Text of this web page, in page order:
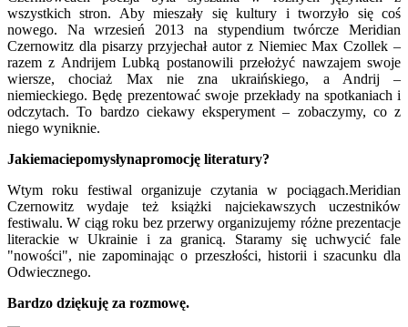
wszystkich stron. Aby mieszały się kultury i tworzyło się coś
nowego. Na wrzesień 2013 na stypendium twórcze Meridian
Czernowitz dla pisarzy przyjechał autor z Niemiec Max Czollek –
razem z Andrijem Lubką postanowili przełożyć nawzajem swoje
wiersze, chociaż Max nie zna ukraińskiego, a Andrij –
niemieckiego. Będę prezentować swoje przekłady na spotkaniach i
odczytach. To bardzo ciekawy eksperyment – zobaczymy, co z
niego wyniknie.
Jakiemaciepomysłynapromocję literatury?
Wtym roku festiwal organizuje czytania w pociągach.Meridian
Czernowitz wydaje też książki najciekawszych uczestników
festiwalu. W ciąg roku bez przerwy organizujemy różne prezentacje
literackie w Ukrainie i za granicą. Staramy się uchwycić fale
"nowości", nie zapominając o przeszłości, historii i szacunku dla
Odwiecznego.
Bardzo dziękuję za rozmowę.